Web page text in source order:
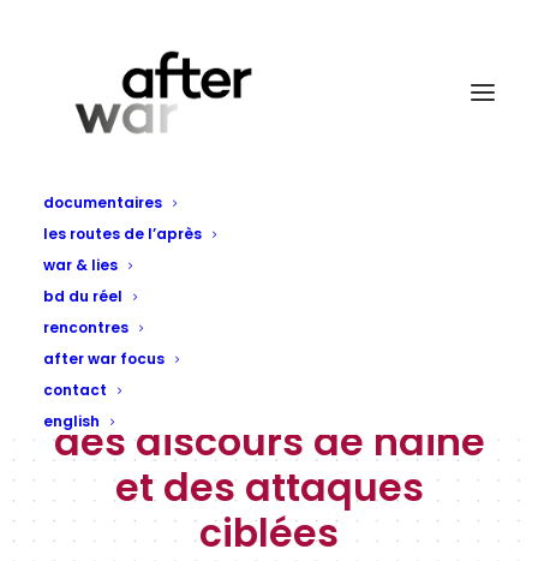
documentaires
les routes de l’après
war & lies
bd du réel
rencontres
after war focus
contact
english
En Republika Srpska,
fuir face à la montée
des discours de haine
et des attaques
ciblées